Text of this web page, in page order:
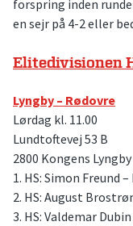
forspring inden
en sejr på 4-2 eller
Elitedivisionen
Lyngby – Rødovre
Lørdag kl. 11.00
Lundtoftevej 53 B
2800 Kongens Lyngby
1. HS: Simon Freund
2. HS: August
3. HS: Valdemar